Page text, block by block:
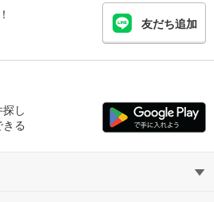
友だち追加
し
る